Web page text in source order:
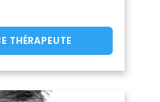
THÉRAPEUTE